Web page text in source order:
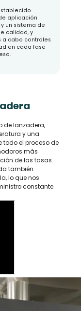
aplicación
un sistema de
calidad, y
a cabo controles
en cada fase
de lanzadera,
y una
el proceso de
más
de las tasas
también
lo que nos
constante